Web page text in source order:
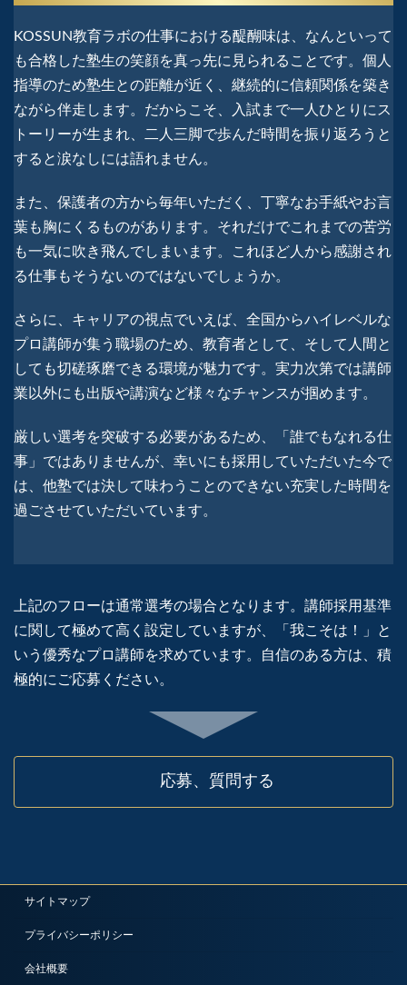
KOSSUN教育ラボの仕事における醍醐味は、なんといって
も合格した塾生の笑顔を真っ先に見られることです。個人
指導のため塾生との距離が近く、継続的に信頼関係を築き
ながら伴走します。だからこそ、入試まで一人ひとりにス
トーリーが生まれ、二人三脚で歩んだ時間を振り返ろうと
すると涙なしには語れません。
また、保護者の方から毎年いただく、丁寧なお手紙やお言
葉も胸にくるものがあります。それだけでこれまでの苦労
も一気に吹き飛んでしまいます。これほど人から感謝され
る仕事もそうないのではないでしょうか。
さらに、キャリアの視点でいえば、全国からハイレベルな
プロ講師が集う職場のため、教育者として、そして人間と
しても切磋琢磨できる環境が魅力です。実力次第では講師
業以外にも出版や講演など様々なチャンスが掴めます。
厳しい選考を突破する必要があるため、「誰でもなれる仕
事」ではありませんが、幸いにも採用していただいた今で
は、他塾では決して味わうことのできない充実した時間を
過ごさせていただいています。
上記のフローは通常選考の場合となります。講師採用基準
に関して極めて高く設定していますが、「我こそは！」と
いう優秀なプロ講師を求めています。自信のある方は、積
極的にご応募ください。
応募、質問する
サイトマップ
プライバシーポリシー
会社概要